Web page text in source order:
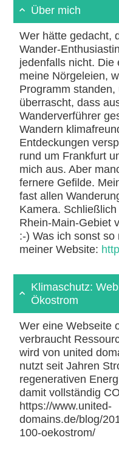
Über mich
Wer hätte gedacht,
Wander-
jedenfalls nicht. Die
meine Nörgeleien,
Programm
überrascht, dass
Wanderverführer
Wandern
Entdeckungen
rund um Frankfurt
mich aus. Aber
fernere Gefilde.
fast allen
Kamera.
Rhein-Main-Gebiet
:-) Was ich sonst
meiner Website:
Klimaschutz:
Ökostrom
Wer eine Webseite
verbraucht
wird von united
nutzt seit Jahren
regenerativen
damit vollständig
https://www.united-
domains.de/blog/
100-oekostrom/